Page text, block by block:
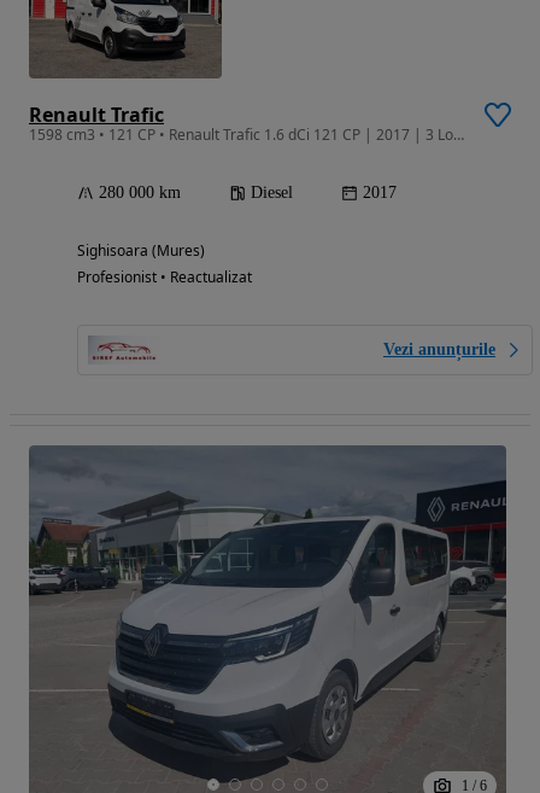
Renault Trafic
1598 cm3 • 121 CP • Renault Trafic 1.6 dCi 121 CP | 2017 | 3 Locuri | Climă | Garanție 12
280 000 km Diesel 2017
Sighisoara (Mures)
Profesionist • Reactualizat
Vezi anunțurile
1 / 6